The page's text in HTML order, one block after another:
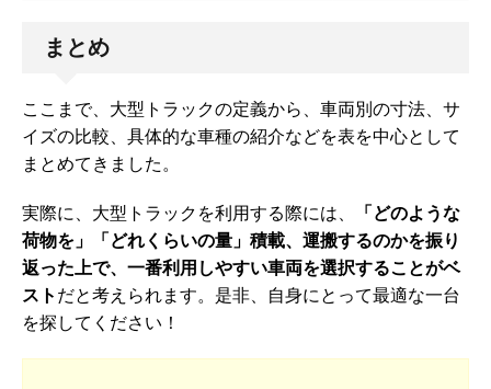
まとめ
ここまで、大型トラックの定義から、車両別の寸法、サ
イズの比較、具体的な車種の紹介などを表を中心として
まとめてきました。
実際に、大型トラックを利用する際には、
「どのような
荷物を」「どれくらいの量」積載、運搬するのかを振り
返った上で、一番利用しやすい車両を選択することがベ
スト だと考えられます。是非、自身にとって最適な一台
を探してください！